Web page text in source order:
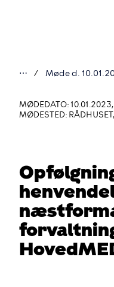
er
her
⋯ Møde d.
MØDEDATO:
MØDESTED: